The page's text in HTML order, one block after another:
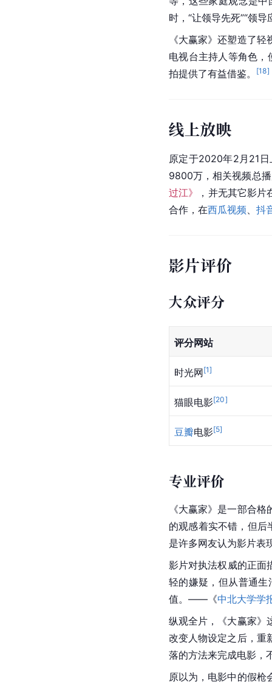
时，“让领导先死”“领
《大赢家》还塑造了
电视台主持人等角色
拍提供了有益借鉴。
[18]
线上放映
原定于2020年2月21
9800万，相关视频总
过江》
，并无其它影
合作，在西瓜视频、 抖
影片评价
大众评分
评分网站
时光网[1]
猫眼电影[20]
豆瓣电影[5]
专业评价
《大赢家》是一部合
的观感着实不错，但后
是许多网友认为影片
影片对执法权威的正面
轻的嫌疑，但从普通
值。——《中北大学学
纵观全片，《大赢家》
改变人物设定之后，重
落的方法来完成电影
原以为，电影中的假枪